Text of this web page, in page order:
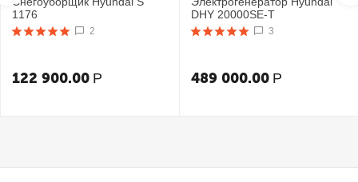
1176
2
122 900.00 Р
DHY 20000SE-T
3
489 000.00 Р